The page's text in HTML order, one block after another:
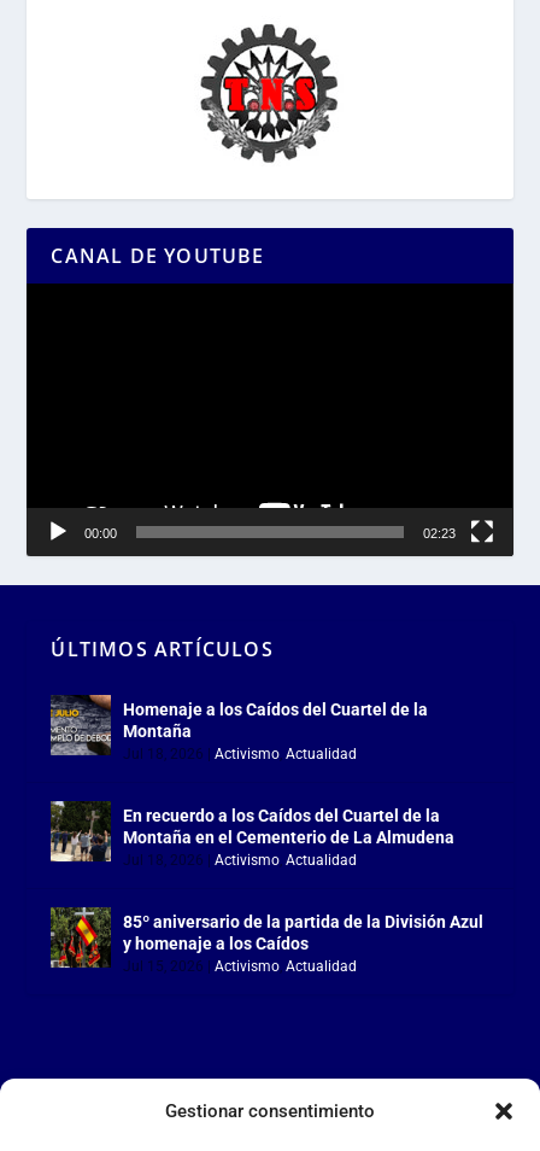
Gestionar consentimiento
CANAL DE YOUTUBE
00:00 02:23
ÚLTIMOS ARTÍCULOS
Homenaje a los Caídos del Cuartel de la
Montaña
Jul 18, 2026 |Activismo,Actualidad
En recuerdo a los Caídos del Cuartel de la
Montaña en el Cementerio de La Almudena
Jul 18, 2026 |Activismo,Actualidad
85º aniversario de la partida de la División Azul
y homenaje a los Caídos
Jul 15, 2026 |Activismo,Actualidad
LA FALANGE